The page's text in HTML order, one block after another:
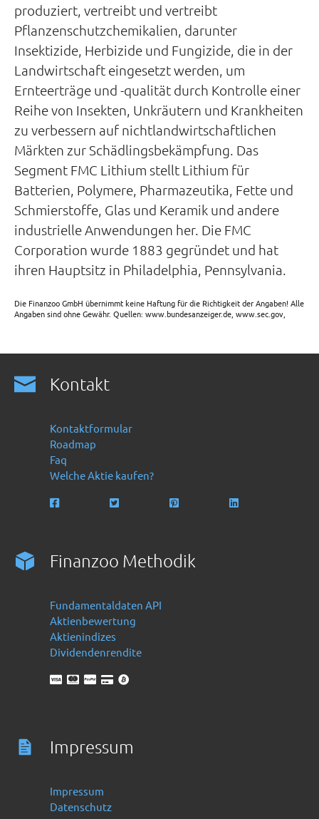
produziert, vertreibt und vertreibt
Pflanzenschutzchemikalien, darunter
Insektizide, Herbizide und Fungizide, die in der
Landwirtschaft eingesetzt werden, um
Ernteerträge und -qualität durch Kontrolle einer
Reihe von Insekten, Unkräutern und Krankheiten
zu verbessern auf nichtlandwirtschaftlichen
Märkten zur Schädlingsbekämpfung. Das
Segment FMC Lithium stellt Lithium für
Batterien, Polymere, Pharmazeutika, Fette und
Schmierstoffe, Glas und Keramik und andere
industrielle Anwendungen her. Die FMC
Corporation wurde 1883 gegründet und hat
ihren Hauptsitz in Philadelphia, Pennsylvania.
Die Finanzoo GmbH übernimmt keine Haftung für die Richtigkeit der Angaben! Alle
Angaben sind ohne Gewähr. Quellen: www.bundesanzeiger.de, www.sec.gov,
Kontakt
Kontaktformular
Roadmap
Faq
Welche Aktie kaufen?
Finanzoo Methodik
Fundamentaldaten API
Aktienbewertung
Aktienindizes
Dividendenrendite
Impressum
Impressum
Datenschutz